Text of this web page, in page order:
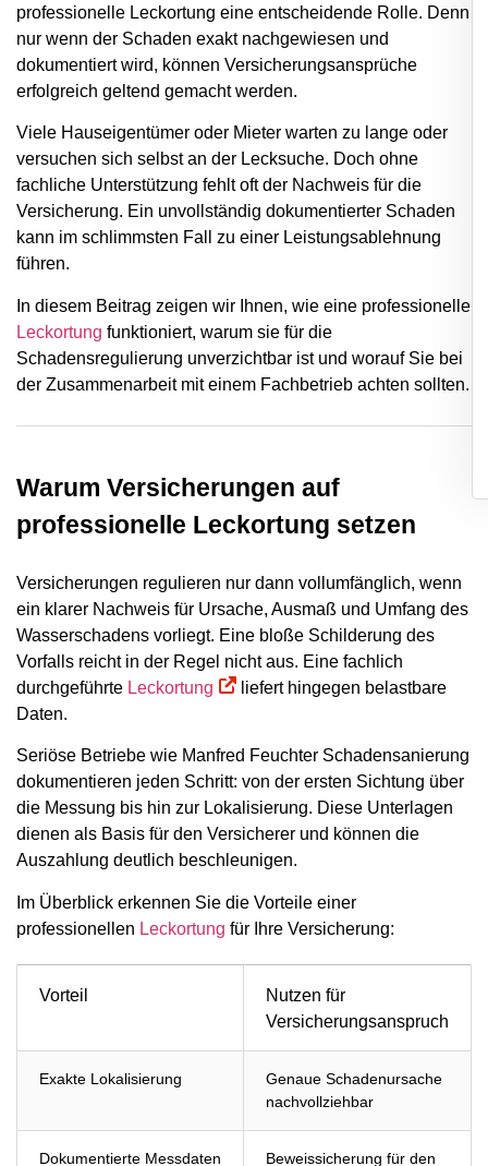
professionelle Leckortung eine entscheidende Rolle. Denn
nur wenn der Schaden exakt nachgewiesen und
dokumentiert wird, können Versicherungsansprüche
erfolgreich geltend gemacht werden.
Viele Hauseigentümer oder Mieter warten zu lange oder
versuchen sich selbst an der Lecksuche. Doch ohne
fachliche Unterstützung fehlt oft der Nachweis für die
Versicherung. Ein unvollständig dokumentierter Schaden
kann im schlimmsten Fall zu einer Leistungsablehnung
führen.
In diesem Beitrag zeigen wir Ihnen, wie eine professionelle
Leckortung funktioniert, warum sie für die
Schadensregulierung unverzichtbar ist und worauf Sie bei
der Zusammenarbeit mit einem Fachbetrieb achten sollten.
Warum Versicherungen auf
professionelle Leckortung setzen
Versicherungen regulieren nur dann vollumfänglich, wenn
ein klarer Nachweis für Ursache, Ausmaß und Umfang des
Wasserschadens vorliegt. Eine bloße Schilderung des
Vorfalls reicht in der Regel nicht aus. Eine fachlich
durchgeführte Leckortung
liefert hingegen belastbare
Daten.
Seriöse Betriebe wie Manfred Feuchter Schadensanierung
dokumentieren jeden Schritt: von der ersten Sichtung über
die Messung bis hin zur Lokalisierung. Diese Unterlagen
dienen als Basis für den Versicherer und können die
Auszahlung deutlich beschleunigen.
Im Überblick erkennen Sie die Vorteile einer
professionellen Leckortung für Ihre Versicherung:
Vorteil
Nutzen für
Versicherungsanspruch
Exakte Lokalisierung
Genaue Schadenursache
nachvollziehbar
Dokumentierte Messdaten
Beweissicherung für den